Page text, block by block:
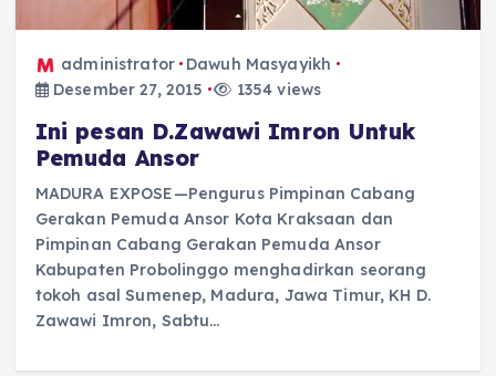
administrator
Dawuh Masyayikh
Desember 27, 2015
1354 views
Ini pesan D.Zawawi Imron Untuk
Pemuda Ansor
MADURA EXPOSE—Pengurus Pimpinan Cabang
Gerakan Pemuda Ansor Kota Kraksaan dan
Pimpinan Cabang Gerakan Pemuda Ansor
Kabupaten Probolinggo menghadirkan seorang
tokoh asal Sumenep, Madura, Jawa Timur, KH D.
Zawawi Imron, Sabtu…